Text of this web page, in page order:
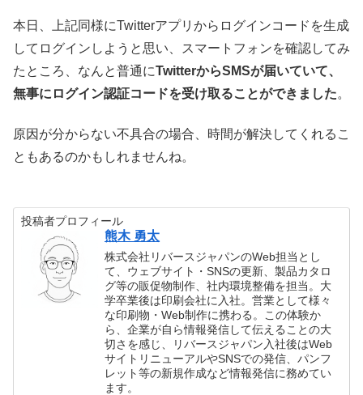
本日、上記同様にTwitterアプリからログインコードを生成
してログインしようと思い、スマートフォンを確認してみ
たところ、なんと普通にTwitterからSMSが届いていて、
無事にログイン認証コードを受け取ることができました。
原因が分からない不具合の場合、時間が解決してくれるこ
ともあるのかもしれませんね。
投稿者プロフィール
熊木 勇太
株式会社リバースジャパンのWeb担当とし
て、ウェブサイト・SNSの更新、製品カタロ
グ等の販促物制作、社内環境整備を担当。大
学卒業後は印刷会社に入社。営業として様々
な印刷物・Web制作に携わる。この体験か
ら、企業が自ら情報発信して伝えることの大
切さを感じ、リバースジャパン入社後はWeb
サイトリニューアルやSNSでの発信、パンフ
レット等の新規作成など情報発信に務めてい
ます。